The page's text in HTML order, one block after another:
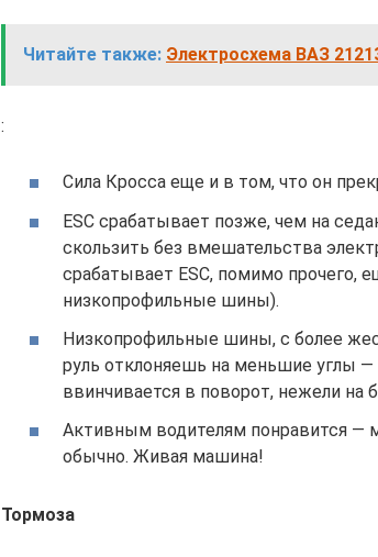
Читайте также: Электросхема ВАЗ
:
Сила Кросса еще и в том, что он
ESC срабатывает позже, чем на
скользить без вмешательства
срабатывает ESC, помимо прочего,
низкопрофильные шины).
Низкопрофильные шины, с более
руль отклоняешь на меньшие углы
ввинчивается в поворот, нежели на
Активным водителям понравится —
обычно. Живая машина!
Тормоза